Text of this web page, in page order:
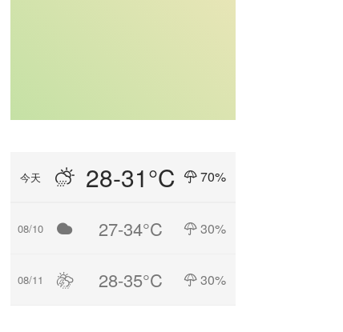
今天 28-31°C 70%
08/10 27-34°C 30%
08/11 28-35°C 30%